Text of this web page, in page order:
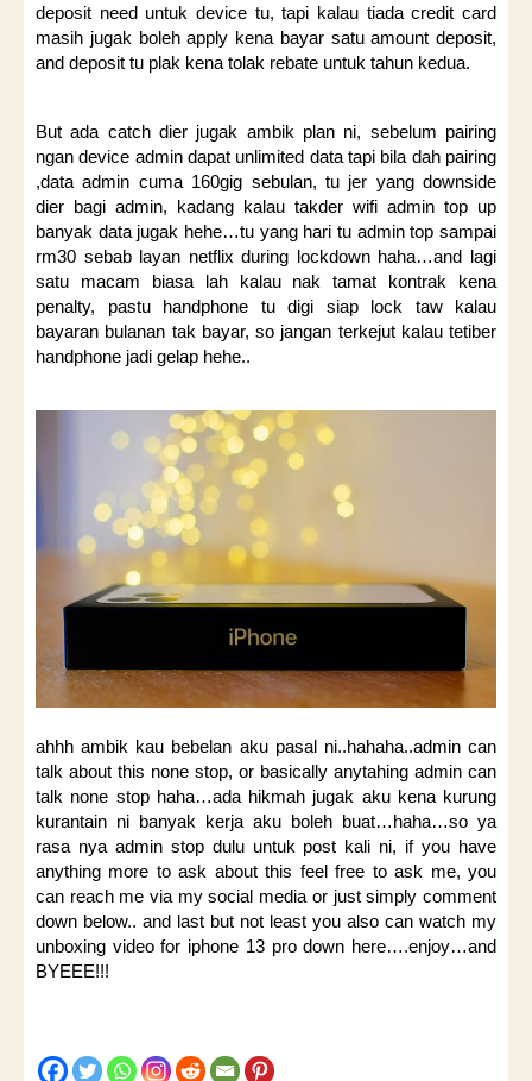
deposit need untuk device tu, tapi kalau tiada credit card
masih jugak boleh apply kena bayar satu amount deposit,
and deposit tu plak kena tolak rebate untuk tahun kedua.
But ada catch dier jugak ambik plan ni, sebelum pairing
ngan device admin dapat unlimited data tapi bila dah pairing
,data admin cuma 160gig sebulan, tu jer yang downside
dier bagi admin, kadang kalau takder wifi admin top up
banyak data jugak hehe…tu yang hari tu admin top sampai
rm30 sebab layan netflix during lockdown haha…and lagi
satu macam biasa lah kalau nak tamat kontrak kena
penalty, pastu handphone tu digi siap lock taw kalau
bayaran bulanan tak bayar, so jangan terkejut kalau tetiber
handphone jadi gelap hehe..
ahhh ambik kau bebelan aku pasal ni..hahaha..admin can
talk about this none stop, or basically anytahing admin can
talk none stop haha…ada hikmah jugak aku kena kurung
kurantain ni banyak kerja aku boleh buat…haha…so ya
rasa nya admin stop dulu untuk post kali ni, if you have
anything more to ask about this feel free to ask me, you
can reach me via my social media or just simply comment
down below.. and last but not least you also can watch my
unboxing video for iphone 13 pro down here….enjoy…and
BYEEE!!!